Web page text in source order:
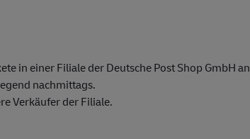
in einer Filiale der Deutsche Post Shop GmbH an
nachmittags.
Verkäufer der Filiale.